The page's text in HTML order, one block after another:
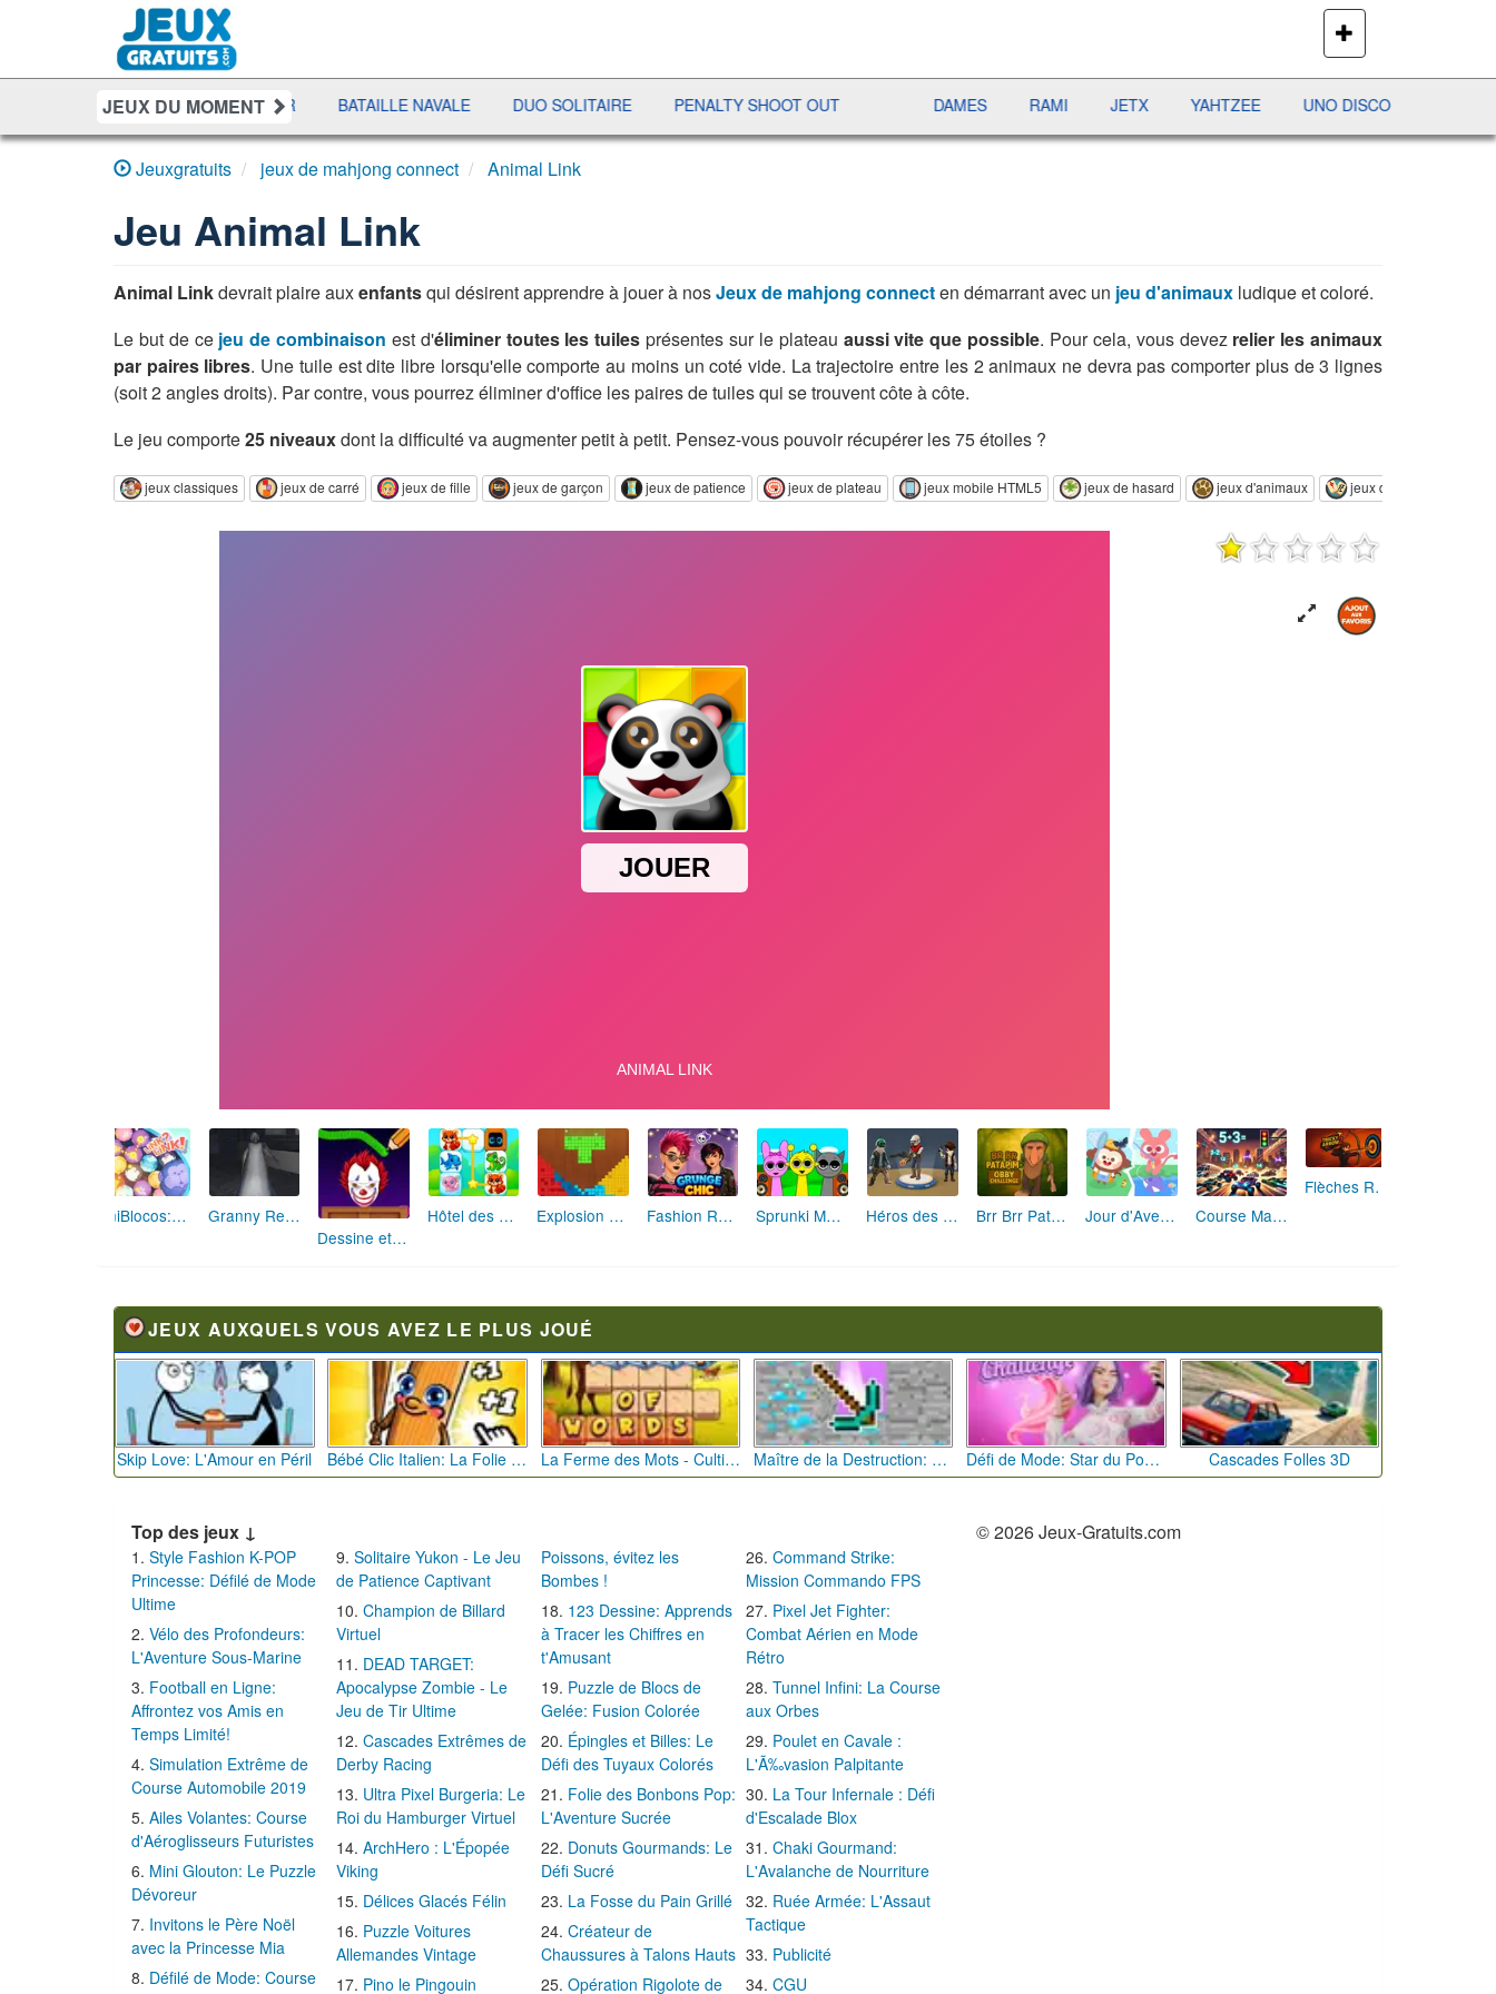
PLUS
DE
JEUX
JEUX DU MOMENT
SHERIFF POKER BATAILLE NAVALE DUO SOLITAIRE PENALTY SHOOT OUT RAMI JETX YAHTZEE UNO DISCO DÉFI MAHJONG
Jeuxgratuits jeux de mahjong connect Animal Link
Jeu Animal Link
Animal Linkdevrait plaire auxenfantsqui désirent apprendre à jouer à nosJeux de mahjong connecten démarrant avec un jeu d'animaux ludique et coloré.
Le but de ce jeu de combinaison est d'éliminer toutes les tuiles présentes sur le plateau aussi vite que possible. Pour cela, vous devez relier les animaux
par paires libres. Une tuile est dite libre lorsqu'elle comporte au moins un coté vide. La trajectoire entre les 2 animaux ne devra pas comporter plus de 3 lignes
(soit 2 angles droits). Par contre, vous pourrez éliminer d'office les paires de tuiles qui se trouvent côte à côte.
Le jeu comporte25 niveauxdont la difficulté va augmenter petit à petit. Pensez-vous pouvoir récupérer les 75 étoiles ?
jeux classiques jeux de carré jeux de fille jeux de garçon jeux de patience jeux de plateau jeux mobile HTML5 jeux de hasard jeux d'animaux jeux de mahjong
AniBlocos: Connecte les Animaux Mignons!
Granny Revient 3D : Destin Maléfique
Dessine et Écrase : Le Jeu des Monstres
Hôtel des Animaux de Rêve Explosion de Blocs de Sable Fashion Rebelle: Style Grunge Chic Sprunki Monster: Rythmes Musicaux Monstres Héros des Terres Hostiles Brr Brr Patapim: Le Défi Parkour Délirant Jour d'Aventure: Puzzles en Plein Air Course Mathématique: La Vitesse par les Chiffres
Flèches Rusées 2 : Visez Juste et Défiez la Rotation!
JEUX AUXQUELS VOUS AVEZ LE PLUS JOUÉ
Skip Love: L'Amour en Péril Bébé Clic Italien: La Folie des Petits Bambins La Ferme des Mots - Cultivez votre Vocabulaire Maître de la Destruction: Fusion de Pioches Défi de Mode: Star du Podium Cascades Folles 3D
Top des jeux ↓
Style Fashion K-POP
Princesse: Défilé de Mode
Ultime
Vélo des Profondeurs:
L'Aventure Sous-Marine
Football en Ligne:
Affrontez vos Amis en
Temps Limité!
Simulation Extrême de
Course Automobile 2019
Ailes Volantes: Course
d'Aéroglisseurs Futuristes
Mini Glouton: Le Puzzle
Dévoreur
Invitons le Père Noël
avec la Princesse Mia
Défilé de Mode: Course
Solitaire Yukon - Le Jeu
de Patience Captivant
Champion de Billard
Virtuel
DEAD TARGET:
Apocalypse Zombie - Le
Jeu de Tir Ultime
Cascades Extrêmes de
Derby Racing
Ultra Pixel Burgeria: Le
Roi du Hamburger Virtuel
ArchHero : L'Épopée
Viking
Délices Glacés Félin
Puzzle Voitures
Allemandes Vintage
Pino le Pingouin
Poissons, évitez les
Bombes !
123 Dessine: Apprends
à Tracer les Chiffres en
t'Amusant
Puzzle de Blocs de
Gelée: Fusion Colorée
Épingles et Billes: Le
Défi des Tuyaux Colorés
Folie des Bonbons Pop:
L'Aventure Sucrée
Donuts Gourmands: Le
Défi Sucré
La Fosse du Pain Grillé
Créateur de
Chaussures à Talons Hauts
Opération Rigolote de
Command Strike:
Mission Commando FPS
Pixel Jet Fighter:
Combat Aérien en Mode
Rétro
Tunnel Infini: La Course
aux Orbes
Poulet en Cavale :
L'Ã‰vasion Palpitante
La Tour Infernale : Défi
d'Escalade Blox
Chaki Gourmand:
L'Avalanche de Nourriture
Ruée Armée: L'Assaut
Tactique
Publicité
CGU
© 2026 Jeux-Gratuits.com